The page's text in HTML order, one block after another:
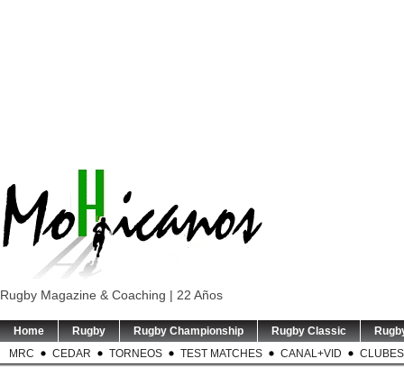
Rugby Magazine & Coaching | 22 Años
Home Rugby Rugby Championship Rugby Classic
MRC
CEDAR TORNEOS TEST MATCHES CANAL+VID CLUBES